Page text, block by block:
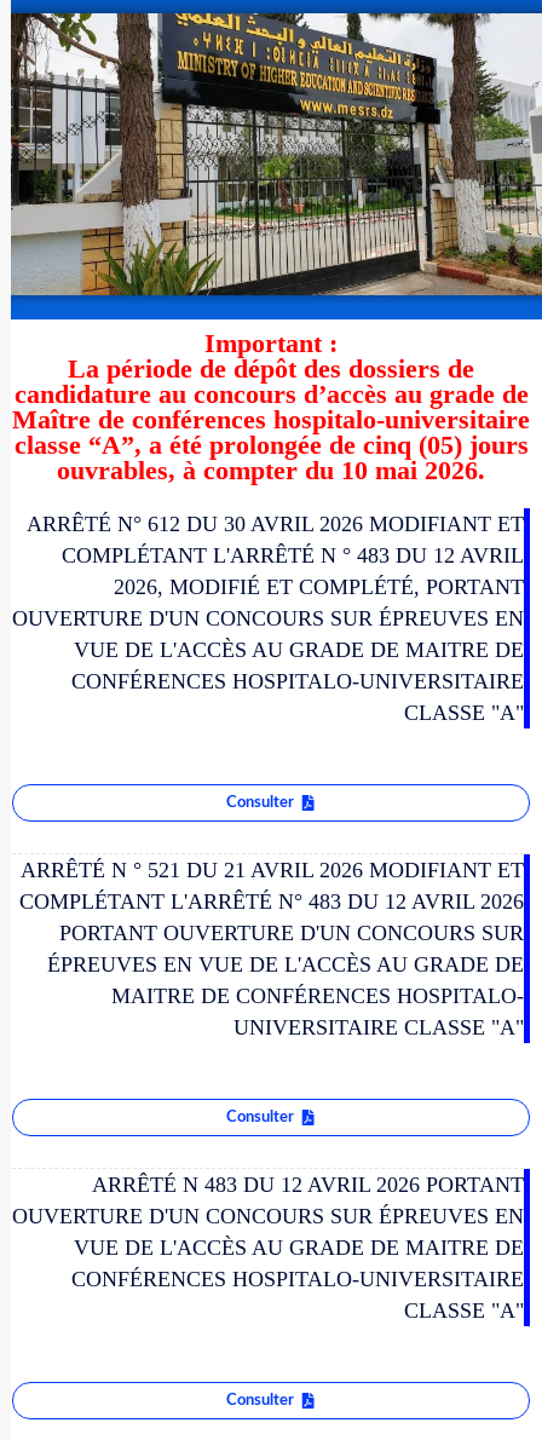
Important :
La période de dépôt des dossiers de
candidature au concours d’accès au grade de
Maître de conférences hospitalo-universitaire
classe “A”, a été prolongée de cinq (05) jours
ouvrables, à compter du 10 mai 2026.
ARRÊTÉ N° 612 DU 30 AVRIL 2026 MODIFIANT ET
COMPLÉTANT L'ARRÊTÉ N ° 483 DU 12 AVRIL
2026, MODIFIÉ ET COMPLÉTÉ, PORTANT
OUVERTURE D'UN CONCOURS SUR ÉPREUVES EN
VUE DE L'ACCÈS AU GRADE DE MAITRE DE
CONFÉRENCES HOSPITALO-UNIVERSITAIRE
CLASSE "A"
Consulter
ARRÊTÉ N ° 521 DU 21 AVRIL 2026 MODIFIANT ET
COMPLÉTANT L'ARRÊTÉ N° 483 DU 12 AVRIL 2026
PORTANT OUVERTURE D'UN CONCOURS SUR
ÉPREUVES EN VUE DE L'ACCÈS AU GRADE DE
MAITRE DE CONFÉRENCES HOSPITALO-
UNIVERSITAIRE CLASSE "A"
Consulter
ARRÊTÉ N 483 DU 12 AVRIL 2026 PORTANT
OUVERTURE D'UN CONCOURS SUR ÉPREUVES EN
VUE DE L'ACCÈS AU GRADE DE MAITRE DE
CONFÉRENCES HOSPITALO-UNIVERSITAIRE
CLASSE "A"
Consulter